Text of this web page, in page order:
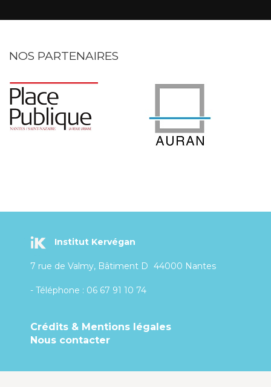
NOS PARTENAIRES
Institut Kervégan
7 rue de Valmy, Bâtiment D 44000 Nantes
- Téléphone : 06 67 91 10 74
Crédits & Mentions légales
Nous contacter